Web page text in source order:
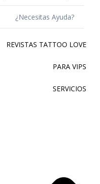
¿Necesitas Ayuda?
REVISTAS TATTOO LOVE
PARA VIPS
SERVICIOS